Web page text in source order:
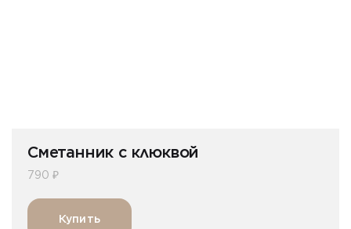
Сметанник с клюквой
790 ₽
Купить